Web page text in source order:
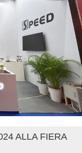
ALLA FIERA